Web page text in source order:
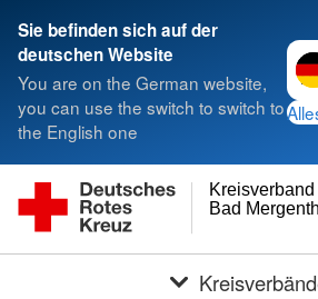
Sie befinden sich auf der
deutschen Website
You are on the German website,
you can use the switch to switch to
the English one
Bad
Kreisverband